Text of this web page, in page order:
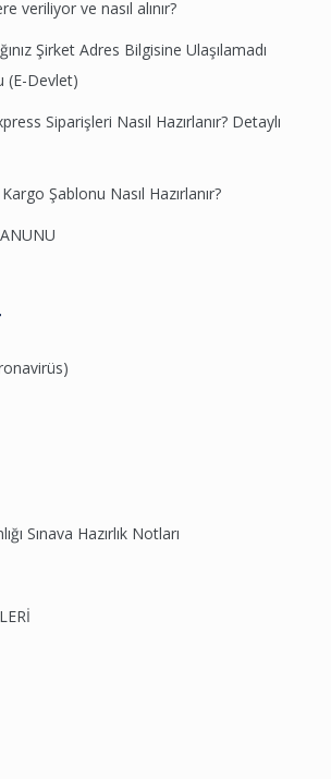
veriliyor ve nasıl alınır?
Şirket Adres Bilgisine Ulaşılamadı
(E-Devlet)
Siparişleri Nasıl Hazırlanır? Detaylı
Şablonu Nasıl Hazırlanır?
Sınava Hazırlık Notları